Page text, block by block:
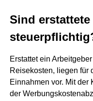
Sind
Erstattet ein
Reisekosten, liegen für
Einnahmen vor. Mit der
der